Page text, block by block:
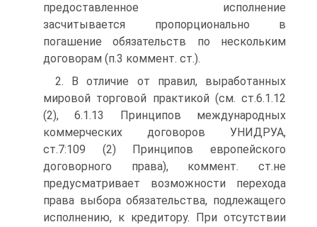
предоставленное исполнение
засчитывается пропорционально в
погашение обязательств по нескольким
договорам (п.3 коммент. ст.).
2. В отличие от правил, выработанных
мировой торговой практикой (см. ст.6.1.12
(2), 6.1.13 Принципов международных
коммерческих договоров УНИДРУА,
ст.7:109 (2) Принципов европейского
договорного права), коммент. ст.не
предусматривает возможности перехода
права выбора обязательства, подлежащего
исполнению, к кредитору. При отсутствии